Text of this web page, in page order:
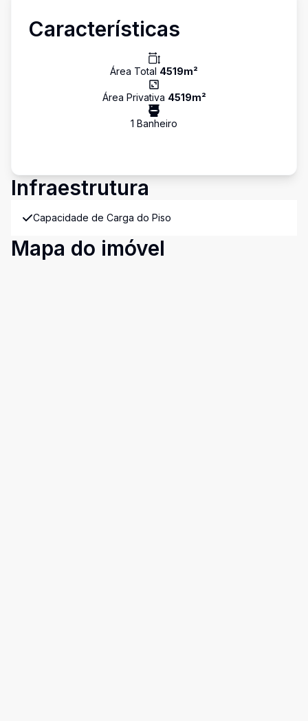
Características
Área Total 4519m²
Área Privativa 4519m²
1 Banheiro
Infraestrutura
Capacidade de Carga do Piso
Mapa do imóvel